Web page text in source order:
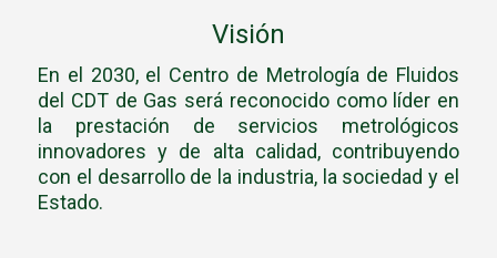
Visión
En el 2030, el Centro de Metrología de Fluidos
del CDT de Gas será reconocido como líder en
la prestación de servicios metrológicos
innovadores y de alta calidad, contribuyendo
con el desarrollo de la industria, la sociedad y el
Estado.